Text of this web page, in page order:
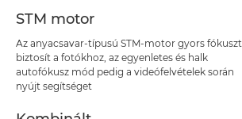
STM motor
Az anyacsavar-típusú STM-motor gyors fókuszt
biztosít a fotókhoz, az egyenletes és halk
autofókusz mód pedig a videófelvételek során
nyújt segítséget